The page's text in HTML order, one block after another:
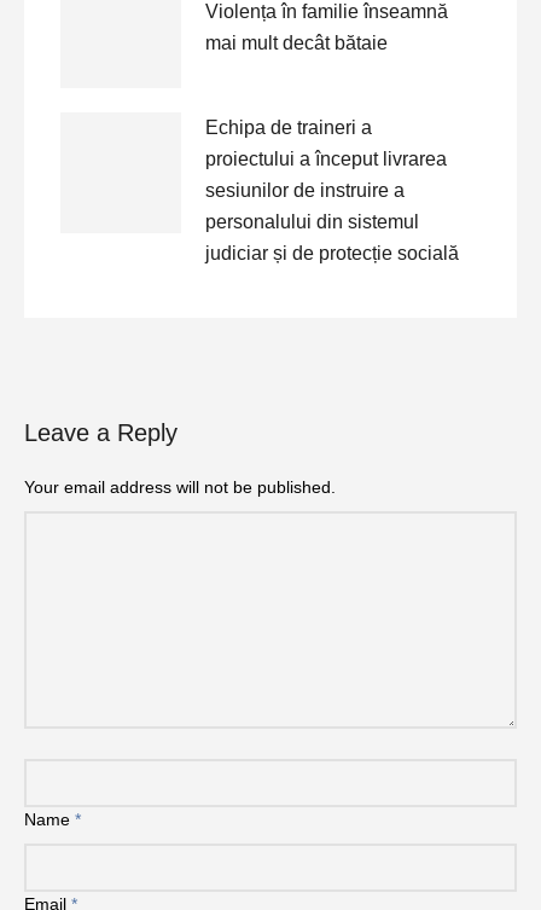
Violența în familie înseamnă
mai mult decât bătaie
Echipa de traineri a
proiectului a început livrarea
sesiunilor de instruire a
personalului din sistemul
judiciar și de protecție socială
Leave a Reply
Your email address will not be published.
Name *
Email *